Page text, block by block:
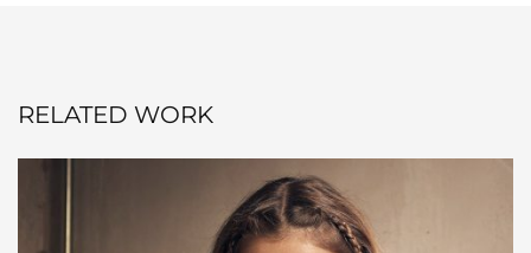
RELATED WORK